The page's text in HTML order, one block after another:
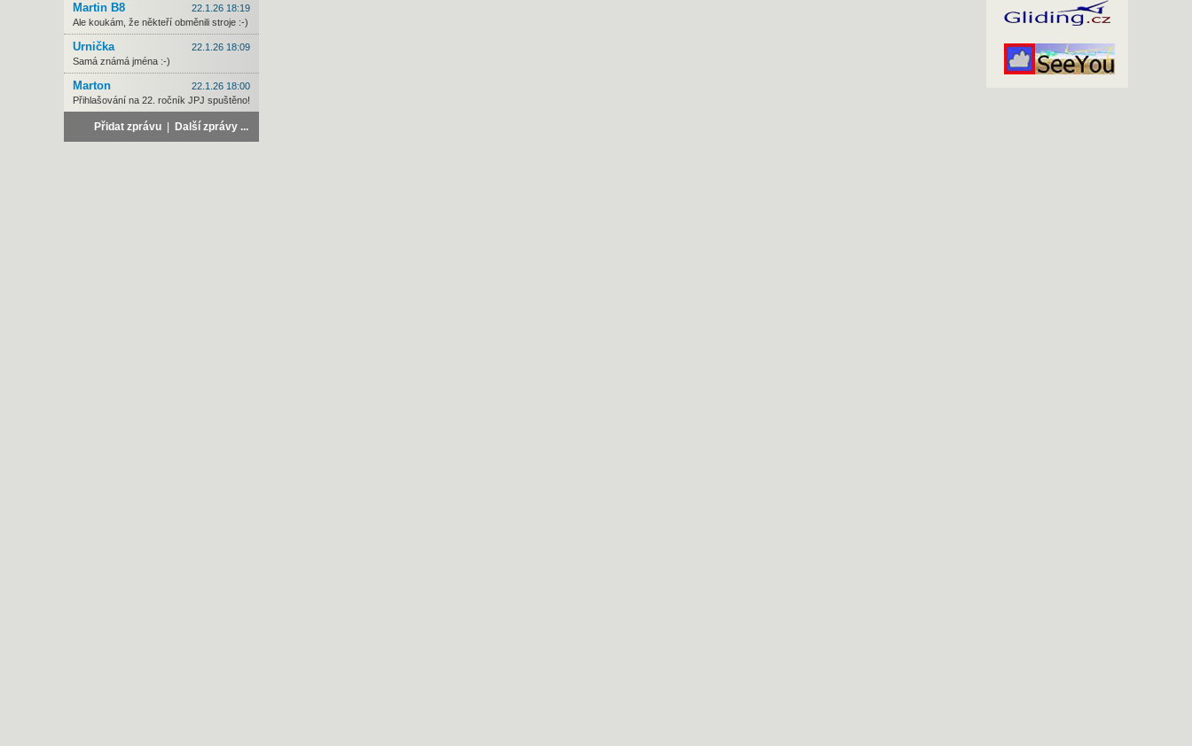
Martin B8
22.1.26 18:19
Ale koukám, že někteří obměnili stroje :-)
Urnička
22.1.26 18:09
Samá známá jména :-)
Marton
22.1.26 18:00
Přihlašování na 22. ročník JPJ spuštěno!
Přidat zprávu Další zprávy ...